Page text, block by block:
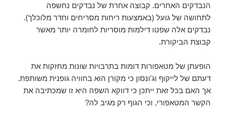
הנבדקים האחרים. קבוצה אחרת של נבדקים נחשפה
לתחושה של גועל (באמצעות ריחות מסריחים וחדר מלוכלך).
נבדקים אלה שפטו דילמות מוסריות לחומרה יותר מאשר
קבוצת הביקורת.
הופעתן של מטאפורות דומות בתרבויות שונות מחזקות את
דעתם של לייקוף וג'ונסון כי מקורן הוא בחוויה גופנית משותפת.
אך האם בכל זאת ייתכן כי דווקא השפה היא זו שמכתיבה את
הקשר המטאפורי, וכי הגוף רק מגיב לה?